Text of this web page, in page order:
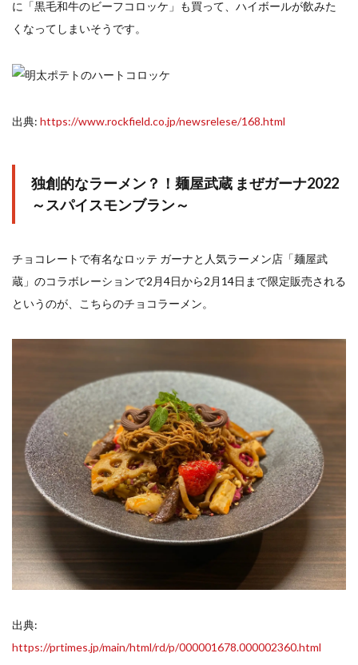
に「黒毛和牛のビーフコロッケ」も買って、ハイボールが飲みた
くなってしまいそうです。
出典: https://www.rockfield.co.jp/newsrelese/168.html
独創的なラーメン？！麺屋武蔵 まぜガーナ2022
～スパイスモンブラン～
チョコレートで有名なロッテ ガーナと人気ラーメン店「麺屋武
蔵」のコラボレーションで2月4日から2月14日まで限定販売される
というのが、こちらのチョコラーメン。
出典:
https://prtimes.jp/main/html/rd/p/000001678.000002360.html